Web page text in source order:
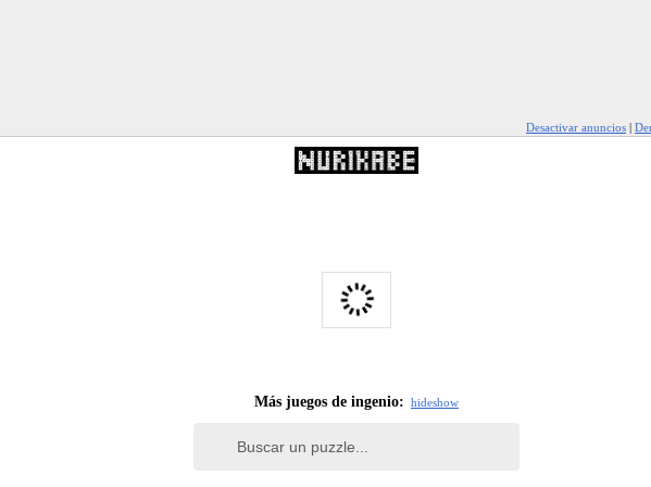
Desactivar anuncios |
Más juegos de ingenio: hideshow